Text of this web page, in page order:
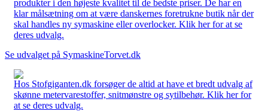
produkter i den højeste kvalitet til de bedste priser. De har en
klar målsætning om at være danskernes foretrukne butik når der
skal handles ny symaskine eller overlocker. Klik her for at se
deres udvalg.
Se udvalget på SymaskineTorvet.dk
Hos Stofgiganten.dk forsøger de altid at have et bredt udvalg af
skønne metervarestoffer, snitmønstre og sytilbehør. Klik her for
at se deres udvalg.